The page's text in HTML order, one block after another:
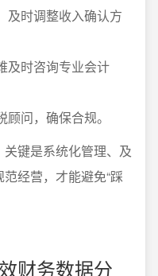
及时调整收入确认方
及时咨询专业会计
问，确保合规。
键是系统化管理、及
经营，才能避免“踩
财务数据分